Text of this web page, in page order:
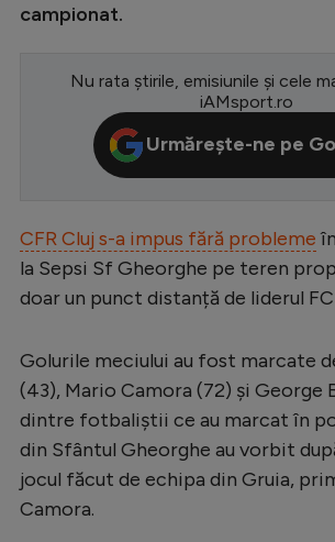
LaLiga
Serie A
Campionate
Starurile fotbalului
Stranieri
Clasamente
campionat.
Nu rata știrile, emisiunile și cele
iAMsport.ro
Urmărește-ne pe
CFR Cluj s-a impus fără probleme
la Sepsi Sf Gheorghe pe teren
doar un punct distanță de liderul
Golurile meciului au fost marcate
(43), Mario Camora (72) și George
dintre fotbaliștii ce au marcat în
din Sfântul Gheorghe au vorbit
jocul făcut de echipa din Gruia,
Camora.